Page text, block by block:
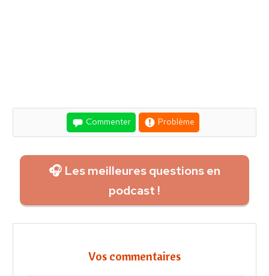
Commenter Problème
🎧 Les meilleures questions en
podcast !
Vos commentaires